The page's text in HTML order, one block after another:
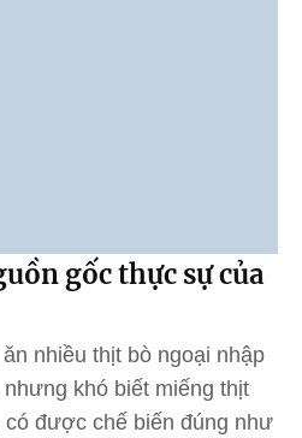
gốc thực sự của
nhiều thịt bò ngoại nhập
khó biết miếng thịt
được chế biến đúng như